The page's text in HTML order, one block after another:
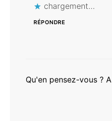
chargement…
RÉPONDRE
Qu'en pensez-vous ?